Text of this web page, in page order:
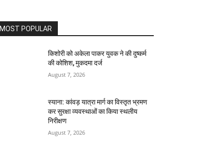
MOST POPULAR
किशोरी को अकेला पाकर युवक ने की दुष्कर्म
की कोशिश, मुकदमा दर्ज
August 7, 2026
स्याना: कांवड़ यात्रा मार्ग का विस्तृत भ्रमण
कर सुरक्षा व्यवस्थाओं का किया स्थलीय
निरीक्षण
August 7, 2026